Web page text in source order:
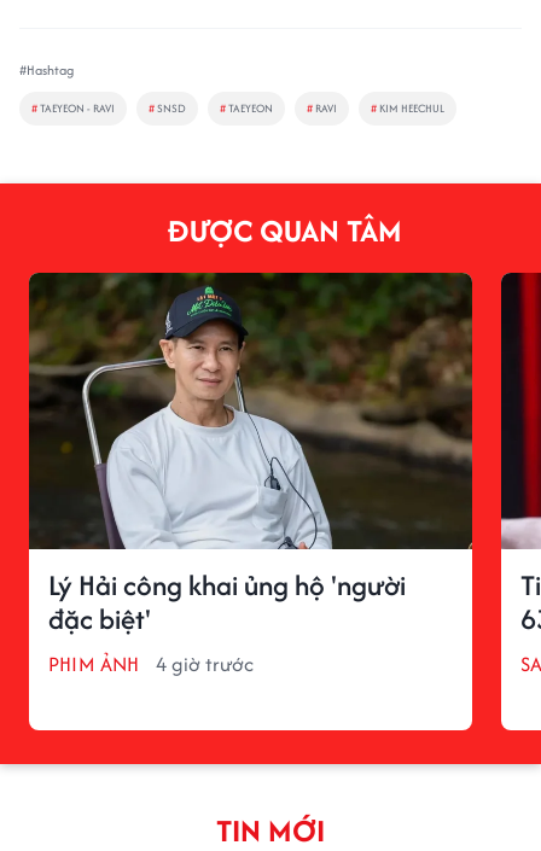
#Hashtag
#TAEYEON - RAVI #SNSD #TAEYEON # RAVI # KIM HEECHUL
ĐƯỢC QUAN TÂM
Lý Hải công khai ủng hộ 'người
đặc biệt'
PHIM ẢNH 4 giờ trước
TIN MỚI